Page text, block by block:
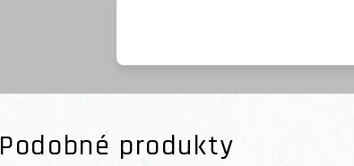
Podobné produkty